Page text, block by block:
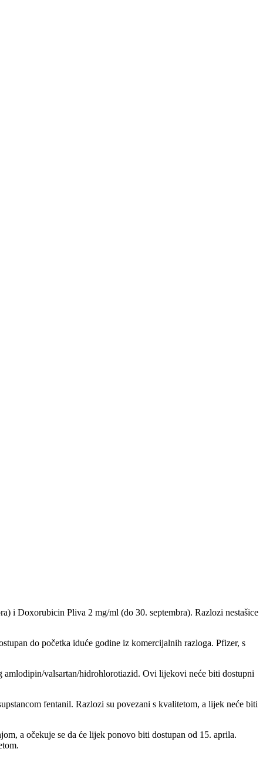
i Doxorubicin Pliva 2 mg/ml (do 30. septembra). Razlozi nestašice
do početka iduće godine iz komercijalnih razloga. Pfizer, s
valsartan/hidrohlorotiazid. Ovi liјekovi neće biti dostupni
fentanil. Razlozi su povezani s kvalitetom, a liјek neće biti
a očekuje se da će liјek ponovo biti dostupan od 15. aprila.